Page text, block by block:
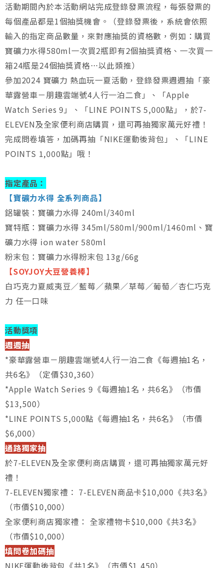
活動期間內於本活動網站完成登錄發票流程，每張發票的
每個產品都是1個抽獎機會。（登錄發票後，系統會依照
輸入的指定商品數量，來對應抽獎的資格數，例如：購買
寶礦力水得580ml一次買2瓶即有2個抽獎資格、一次買一
箱24瓶是24個抽獎資格…以此類推）
參加2024 寶礦力 熱血玩一夏活動，登錄發票週週抽「豪
華露營車－朋趣雲端號4人行一泊二食」、「Apple
Watch Series 9」、「LINE POINTS 5,000點」，於7-
ELEVEN及全家便利商店購買，還可再抽獨家萬元好禮！
完成問卷填答，加碼再抽「NIKE運動後背包」、「LINE
POINTS 1,000點」哦！
指定產品：
【寶礦力水得 全系列商品】
鋁罐裝：寶礦力水得 240ml/340ml
寶特瓶：寶礦力水得 345ml/580ml/900ml/1460ml、寶
礦力水得 ion water 580ml
粉末包：寶礦力水得粉末包 13g/66g
【SOYJOY大豆營養棒】
白巧克力夏威夷豆／藍莓／蘋果／草莓／葡萄／杏仁巧克
力 任一口味
活動獎項
週週抽
*豪華露營車－朋趣雲端號4人行一泊二食《每週抽1名，
共6名》（定價$30,360）
*Apple Watch Series 9《每週抽1名，共6名》（市價
$13,500）
*LINE POINTS 5,000點《每週抽1名，共6名》（市價
$6,000）
通路獨家抽
於7-ELEVEN及全家便利商店購買，還可再抽獨家萬元好
禮！
7-ELEVEN獨家禮： 7-ELEVEN商品卡$10,000《共3名》
（市價$10,000）
全家便利商店獨家禮： 全家禮物卡$10,000《共3名》
（市價$10,000）
填問卷加碼抽